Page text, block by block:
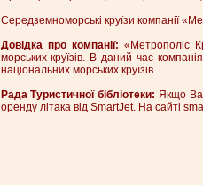
Середземноморські круїзи компанії
Довідка про компанії: «Метрополіс
морських круїзів. В даний час
національних морських круїзів.
Рада Туристичної бібліотеки: Якщо
оренду літака від SmartJet. На сайті